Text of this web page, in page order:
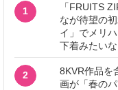
1
「FRUITS
なが待望の
イ」でメリ
下着みたい
2
8KVR作品を
画が「春の